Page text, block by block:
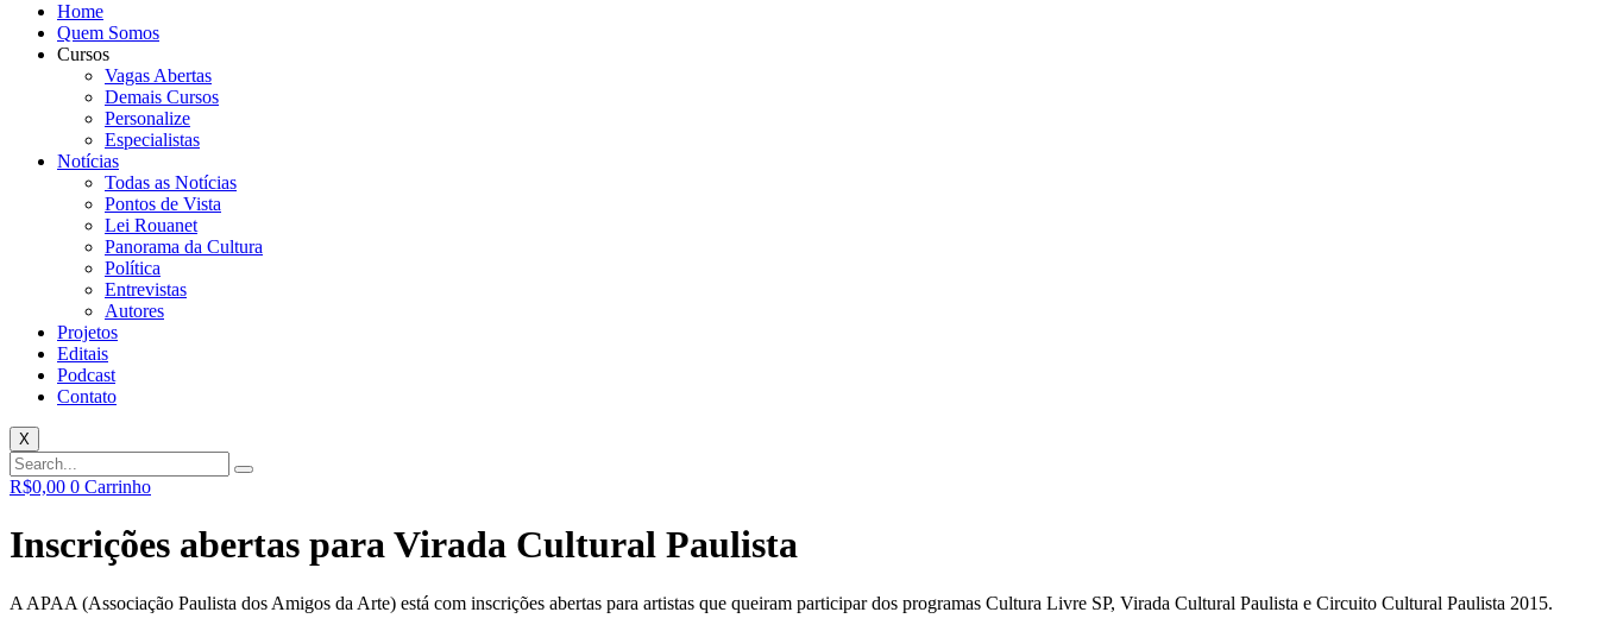
Home
Quem Somos
Cursos
Vagas Abertas
Demais Cursos
Personalize
Especialistas
Notícias
Todas as Notícias
Pontos de Vista
Lei Rouanet
Panorama da Cultura
Política
Entrevistas
Autores
Projetos
Editais
Podcast
Contato
X
R$0,00 0 Carrinho
Inscrições abertas para Virada Cultural Paulista
A APAA (Associação Paulista dos Amigos da Arte) está com inscrições abertas para artistas que queiram participar dos programas Cultura Livre SP, Virada Cultural Paulista e Circuito Cultural Paulista 2015.